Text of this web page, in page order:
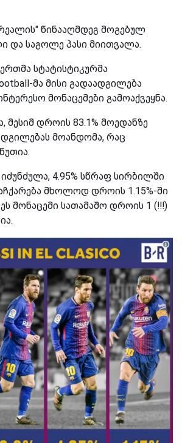
წინააღმდეგ მოგებულ
და საგოლე პასი მიითვალა.
სტატისტიკურმა
მა მისი გადაადგილება
მონაცემები გამოაქვეყნა.
დროის 83.1% მოედანზე
მოანდომა, რაც
4.95% სწრაფ სირბილში
მხოლოდ დროის 1.15%-ში
მონაცემი სათამაშო დროის 1 (!!!)